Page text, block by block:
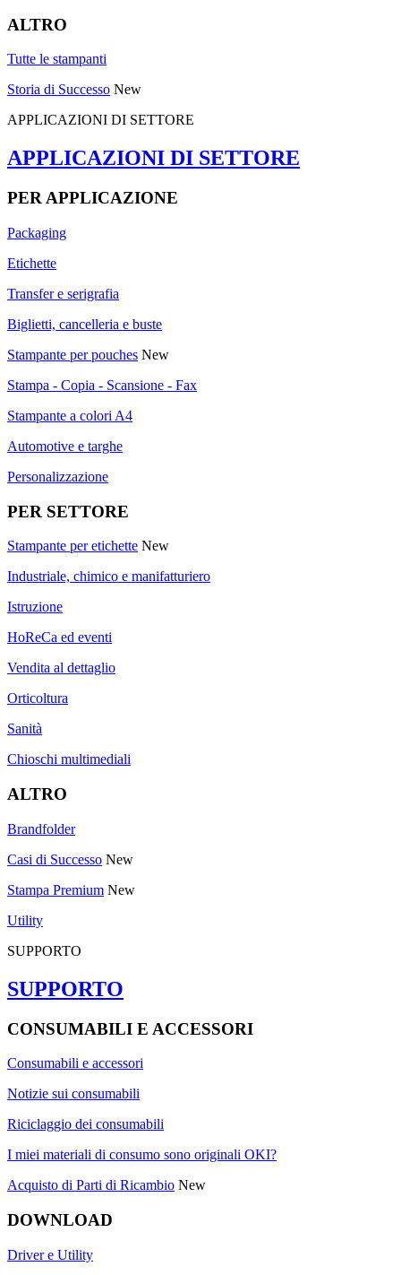
ALTRO
Tutte le stampanti
Storia di Successo New
APPLICAZIONI DI SETTORE
APPLICAZIONI DI SETTORE
PER APPLICAZIONE
Packaging
Etichette
Transfer e serigrafia
Biglietti, cancelleria e buste
Stampante per pouches New
Stampa - Copia - Scansione - Fax
Stampante a colori A4
Automotive e targhe
Personalizzazione
PER SETTORE
Stampante per etichette New
Industriale, chimico e manifatturiero
Istruzione
HoReCa ed eventi
Vendita al dettaglio
Orticoltura
Sanità
Chioschi multimediali
ALTRO
Brandfolder
Casi di Successo New
Stampa Premium New
Utility
SUPPORTO
SUPPORTO
CONSUMABILI E ACCESSORI
Consumabili e accessori
Notizie sui consumabili
Riciclaggio dei consumabili
I miei materiali di consumo sono originali OKI?
Acquisto di Parti di Ricambio New
DOWNLOAD
Driver e Utility